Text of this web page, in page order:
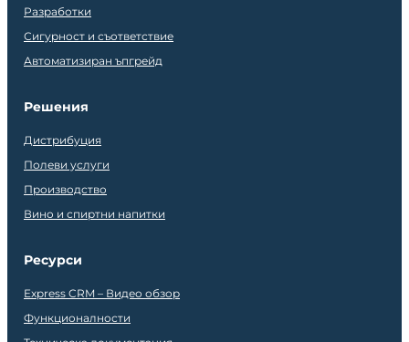
Разработки
Сигурност и съответствие
Автоматизиран ъпгрейд
Решения
Дистрибуция
Полеви услуги
Производство
Вино и спиртни напитки
Ресурси
Express CRM – Видео обзор
Функционалности